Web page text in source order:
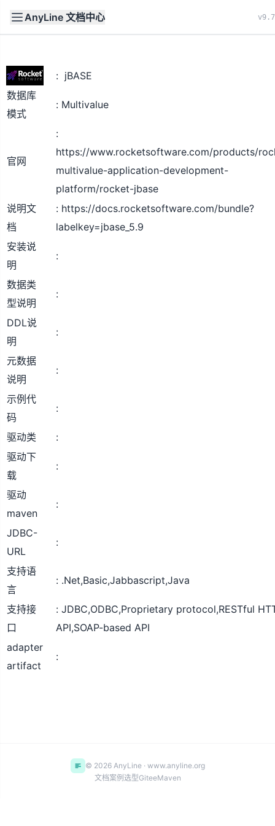
AnyLine 文档中心
文档 首页
jBASE
数据库
模式
Multivalue
官网
https://www.rocketsoftware.com/products/
multivalue-application-development-
platform/rocket-jbase
说明文
档
https://docs.rocketsoftware.com/bundle?
labelkey=jbase_5.9
安装说
明
数据类
型说明
DDL说
明
元数据
说明
示例代
码
驱动类
驱动下
载
驱动
maven
JDBC-
URL
支持语
言
.Net,Basic,Jabbascript,Java
支持接
口
JDBC,ODBC,Proprietary protocol,RESTful
API,SOAP-based API
adapter
artifact
© 2026 AnyLine · www.anyline.org
文档案例 选型GiteeMaven